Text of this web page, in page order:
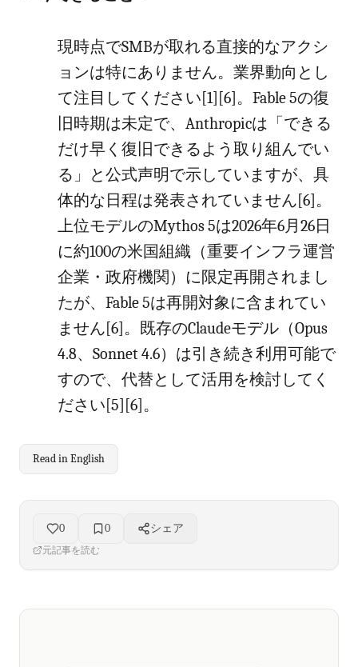
現時点でSMBが取れる直接的なアクシ
ョンは特にありません。業界動向とし
て注目してください[1][6]。Fable 5の復
旧時期は未定で、Anthropicは「できる
だけ早く復旧できるよう取り組んでい
る」と公式声明で示していますが、具
体的な日程は発表されていません[6]。
上位モデルのMythos 5は2026年6月26日
に約100の米国組織（重要インフラ運営
企業・政府機関）に限定再開されまし
たが、Fable 5は再開対象に含まれてい
ません[6]。既存のClaudeモデル（Opus
4.8、Sonnet 4.6）は引き続き利用可能で
すので、代替として活用を検討してく
ださい[5][6]。
Read in English
0 0 シェア
元記事を読む